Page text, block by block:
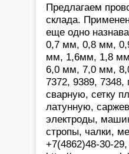
Предлагаем
склада.
еще одно
0,7 мм, 0,8 мм,
мм, 1,6мм, 1,8
6,0 мм, 7,0 мм,
7372, 9389, 7348,
сварную, сетку
латунную,
электроды,
стропы, чалки,
+7(4862)48-30-